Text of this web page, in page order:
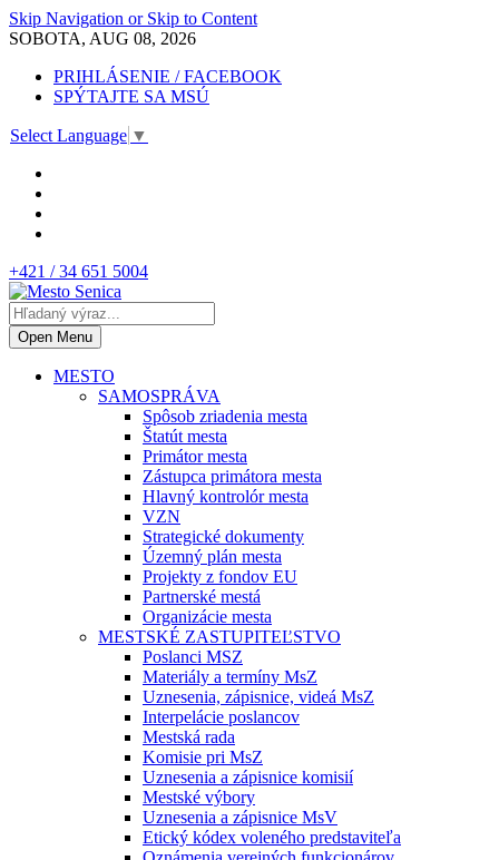
Skip Navigation or Skip to Content
SOBOTA, AUG 08, 2026
PRIHLÁSENIE / FACEBOOK
SPÝTAJTE SA MSÚ
Select Language ▼
+421 / 34 651 5004
Open Menu
MESTO
SAMOSPRÁVA
Spôsob zriadenia mesta
Štatút mesta
Primátor mesta
Zástupca primátora mesta
Hlavný kontrolór mesta
VZN
Strategické dokumenty
Územný plán mesta
Projekty z fondov EU
Partnerské mestá
Organizácie mesta
MESTSKÉ ZASTUPITEĽSTVO
Poslanci MSZ
Materiály a termíny MsZ
Uznesenia, zápisnice, videá MsZ
Interpelácie poslancov
Mestská rada
Komisie pri MsZ
Uznesenia a zápisnice komisií
Mestské výbory
Uznesenia a zápisnice MsV
Etický kódex voleného predstaviteľa